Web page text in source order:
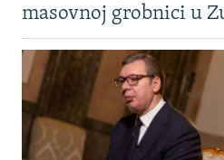
masovnoj grobnici u